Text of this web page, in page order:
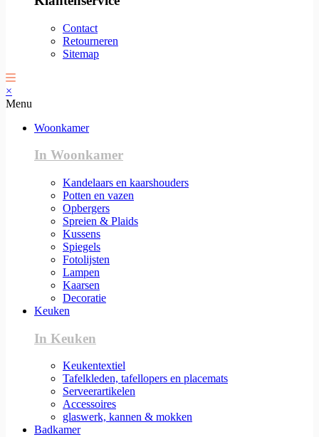
Contact
Retourneren
Sitemap
×
Menu
Woonkamer
In Woonkamer
Kandelaars en kaarshouders
Potten en vazen
Opbergers
Spreien & Plaids
Kussens
Spiegels
Fotolijsten
Lampen
Kaarsen
Decoratie
Keuken
In Keuken
Keukentextiel
Tafelkleden, tafellopers en placemats
Serveerartikelen
Accessoires
glaswerk, kannen & mokken
Badkamer